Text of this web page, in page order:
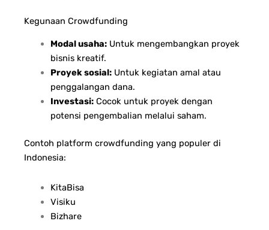
Kegunaan Crowdfunding
Modal usaha:Untuk mengembangkan proyek
bisnis kreatif.
Proyek sosial:Untuk kegiatan amal atau
penggalangan dana.
Investasi:Cocok untuk proyek dengan
potensi pengembalian melalui saham.
Contoh platform crowdfunding yang populer di
Indonesia:
KitaBisa
Visiku
Bizhare